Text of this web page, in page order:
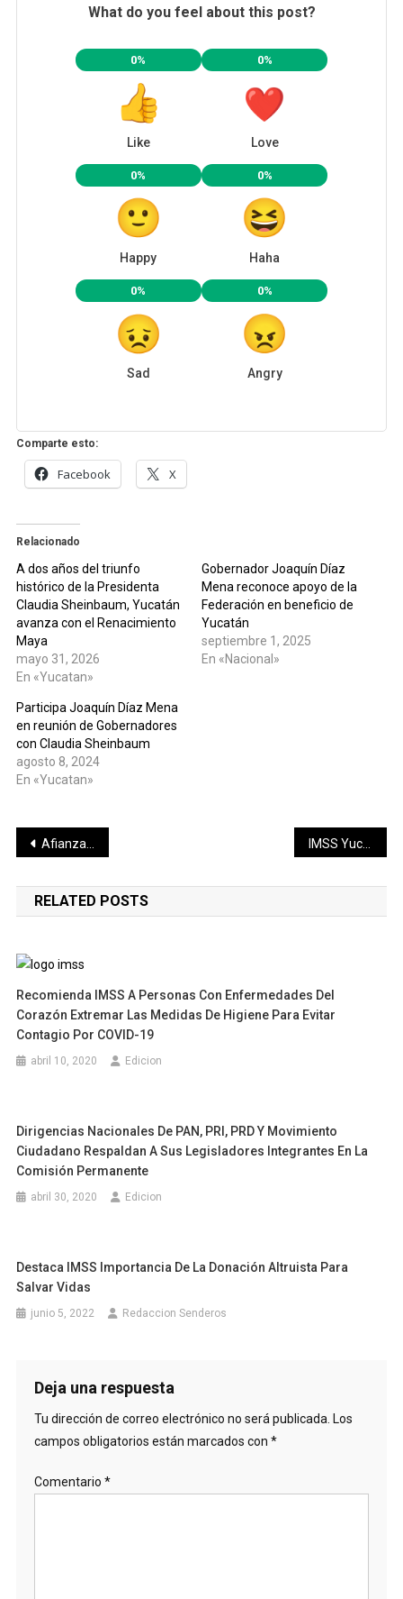
What do you feel about this post?
0%
Like
0%
Love
0%
Happy
0%
Haha
0%
Sad
0%
Angry
Comparte esto:
Facebook X
Relacionado
A dos años del triunfo
histórico de la Presidenta
Claudia Sheinbaum, Yucatán
avanza con el Renacimiento
Maya
mayo 31, 2026
En «Yucatan»
Gobernador Joaquín Díaz
Mena reconoce apoyo de la
Federación en beneficio de
Yucatán
septiembre 1, 2025
En «Nacional»
Participa Joaquín Díaz Mena
en reunión de Gobernadores
con Claudia Sheinbaum
agosto 8, 2024
En «Yucatan»
Navegación
de
entradas
Afianzan las tradiciones comunitarias para enriquecer la oferta turística de Yucatán
RELATED POSTS
Recomienda IMSS A Personas Con Enfermedades Del
Corazón Extremar Las Medidas De Higiene Para Evitar
Contagio Por COVID-19
abril 10, 2020 Edicion
Dirigencias Nacionales De PAN, PRI, PRD Y Movimiento
Ciudadano Respaldan A Sus Legisladores Integrantes En La
Comisión Permanente
abril 30, 2020 Edicion
Destaca IMSS Importancia De La Donación Altruista Para
Salvar Vidas
junio 5, 2022 Redaccion Senderos
Deja una respuesta
Tu dirección de correo electrónico no será publicada. Los
campos obligatorios están marcados con *
Comentario *